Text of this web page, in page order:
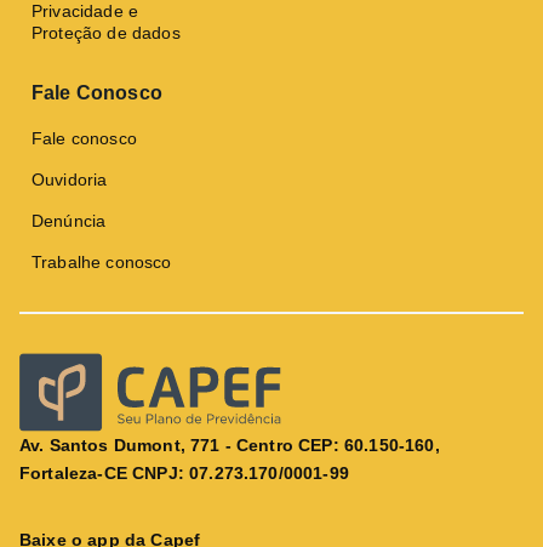
Privacidade e
Proteção de dados
Fale Conosco
Fale conosco
Ouvidoria
Denúncia
Trabalhe conosco
Av. Santos Dumont, 771 - Centro CEP: 60.150-160,
Fortaleza-CE CNPJ: 07.273.170/0001-99
Baixe o app da Capef